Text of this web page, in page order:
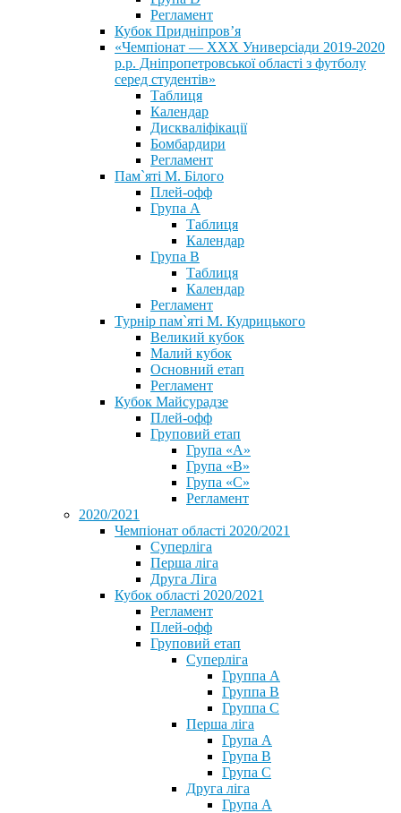
Регламент
Кубок Придніпров’я
«Чемпіонат — ХХХ Универсіади 2019-2020
р.р. Дніпропетровської області з футболу
серед студентів»
Таблиця
Календар
Дискваліфікації
Бомбардири
Регламент
Пам`яті М. Білого
Плей-офф
Група А
Таблиця
Календар
Група В
Таблиця
Календар
Регламент
Турнір пам`яті М. Кудрицького
Великий кубок
Малий кубок
Основний етап
Регламент
Кубок Майсурадзе
Плей-офф
Груповий етап
Група «А»
Група «B»
Група «C»
Регламент
2020/2021
Чемпіонат області 2020/2021
Суперліга
Перша ліга
Друга Ліга
Кубок області 2020/2021
Регламент
Плей-офф
Груповий етап
Суперліга
Группа A
Группа B
Группа C
Перша ліга
Група A
Група B
Група C
Друга ліга
Група A